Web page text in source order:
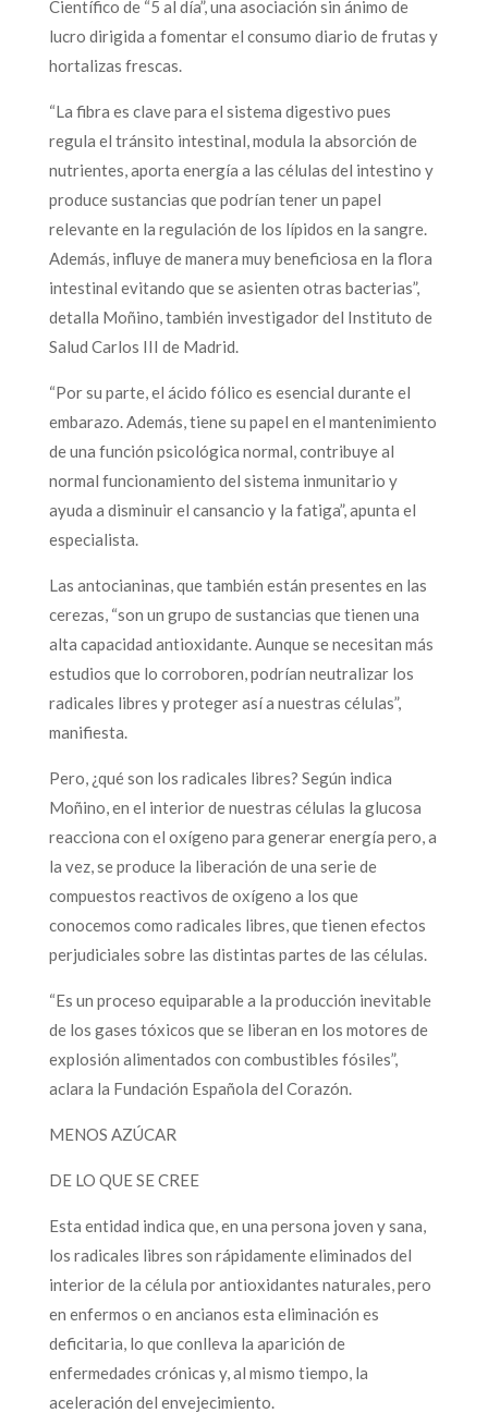
Científico de “5 al día”, una asociación sin ánimo de
lucro dirigida a fomentar el consumo diario de frutas y
hortalizas frescas.
“La fibra es clave para el sistema digestivo pues
regula el tránsito intestinal, modula la absorción de
nutrientes, aporta energía a las células del intestino y
produce sustancias que podrían tener un papel
relevante en la regulación de los lípidos en la sangre.
Además, influye de manera muy beneficiosa en la flora
intestinal evitando que se asienten otras bacterias”,
detalla Moñino, también investigador del Instituto de
Salud Carlos III de Madrid.
“Por su parte, el ácido fólico es esencial durante el
embarazo. Además, tiene su papel en el mantenimiento
de una función psicológica normal, contribuye al
normal funcionamiento del sistema inmunitario y
ayuda a disminuir el cansancio y la fatiga”, apunta el
especialista.
Las antocianinas, que también están presentes en las
cerezas, “son un grupo de sustancias que tienen una
alta capacidad antioxidante. Aunque se necesitan más
estudios que lo corroboren, podrían neutralizar los
radicales libres y proteger así a nuestras células”,
manifiesta.
Pero, ¿qué son los radicales libres? Según indica
Moñino, en el interior de nuestras células la glucosa
reacciona con el oxígeno para generar energía pero, a
la vez, se produce la liberación de una serie de
compuestos reactivos de oxígeno a los que
conocemos como radicales libres, que tienen efectos
perjudiciales sobre las distintas partes de las células.
“Es un proceso equiparable a la producción inevitable
de los gases tóxicos que se liberan en los motores de
explosión alimentados con combustibles fósiles”,
aclara la Fundación Española del Corazón.
MENOS AZÚCAR
DE LO QUE SE CREE
Esta entidad indica que, en una persona joven y sana,
los radicales libres son rápidamente eliminados del
interior de la célula por antioxidantes naturales, pero
en enfermos o en ancianos esta eliminación es
deficitaria, lo que conlleva la aparición de
enfermedades crónicas y, al mismo tiempo, la
aceleración del envejecimiento.